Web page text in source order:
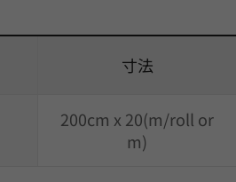
寸法
200cm x 20(m/roll or
m)